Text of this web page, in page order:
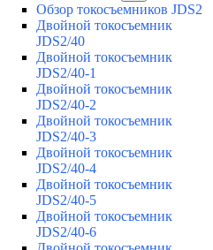
Обзор токосъемников JDS2
Двойной токосъемник
JDS2/40
Двойной токосъемник
JDS2/40-1
Двойной токосъемник
JDS2/40-2
Двойной токосъемник
JDS2/40-3
Двойной токосъемник
JDS2/40-4
Двойной токосъемник
JDS2/40-5
Двойной токосъемник
JDS2/40-6